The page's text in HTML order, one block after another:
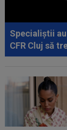
Specialiștii
CFR Cluj să